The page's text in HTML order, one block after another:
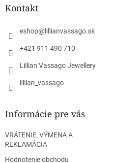
Kontakt
eshop@lillianvassago.sk
+421 911 490 710
Lillian Vassago Jewellery
lillian_vassago
Informácie pre vás
VRÁTENIE, VÝMENA A
REKLAMÁCIA
Hodnotenie obchodu